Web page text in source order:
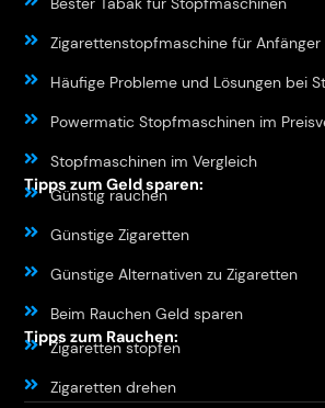
Zigarettenstopfmaschine für Anfänger
Häufige Probleme und Lösungen bei
Powermatic Stopfmaschinen im
Stopfmaschinen im Vergleich
Tipps zum Geld sparen:
Günstig rauchen
Günstige Zigaretten
Günstige Alternativen zu Zigaretten
Beim Rauchen Geld sparen
Tipps zum Rauchen:
Zigaretten stopfen
Zigaretten drehen